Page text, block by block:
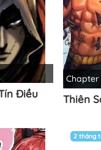
Điều
Chapter
Thiên
2 tháng